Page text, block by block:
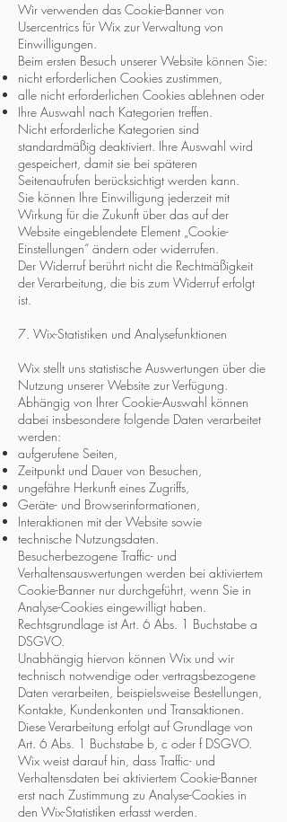
Wir verwenden das Cookie-Banner von
Usercentrics für Wix zur Verwaltung von
Einwilligungen.
Beim ersten Besuch unserer Website können Sie:
nicht erforderlichen Cookies zustimmen,
alle nicht erforderlichen Cookies ablehnen oder
Ihre Auswahl nach Kategorien treffen.
Nicht erforderliche Kategorien sind
standardmäßig deaktiviert. Ihre Auswahl wird
gespeichert, damit sie bei späteren
Seitenaufrufen berücksichtigt werden kann.
Sie können Ihre Einwilligung jederzeit mit
Wirkung für die Zukunft über das auf der
Website eingeblendete Element „Cookie-
Einstellungen“ ändern oder widerrufen.
Der Widerruf berührt nicht die Rechtmäßigkeit
der Verarbeitung, die bis zum Widerruf erfolgt
ist.
7. Wix-Statistiken und Analysefunktionen
Wix stellt uns statistische Auswertungen über die
Nutzung unserer Website zur Verfügung.
Abhängig von Ihrer Cookie-Auswahl können
dabei insbesondere folgende Daten verarbeitet
werden:
aufgerufene Seiten,
Zeitpunkt und Dauer von Besuchen,
ungefähre Herkunft eines Zugriffs,
Geräte- und Browserinformationen,
Interaktionen mit der Website sowie
technische Nutzungsdaten.
Besucherbezogene Traffic- und
Verhaltensauswertungen werden bei aktiviertem
Cookie-Banner nur durchgeführt, wenn Sie in
Analyse-Cookies eingewilligt haben.
Rechtsgrundlage ist Art. 6 Abs. 1 Buchstabe a
DSGVO.
Unabhängig hiervon können Wix und wir
technisch notwendige oder vertragsbezogene
Daten verarbeiten, beispielsweise Bestellungen,
Kontakte, Kundenkonten und Transaktionen.
Diese Verarbeitung erfolgt auf Grundlage von
Art. 6 Abs. 1 Buchstabe b, c oder f DSGVO.
Wix weist darauf hin, dass Traffic- und
Verhaltensdaten bei aktiviertem Cookie-Banner
erst nach Zustimmung zu Analyse-Cookies in
den Wix-Statistiken erfasst werden.